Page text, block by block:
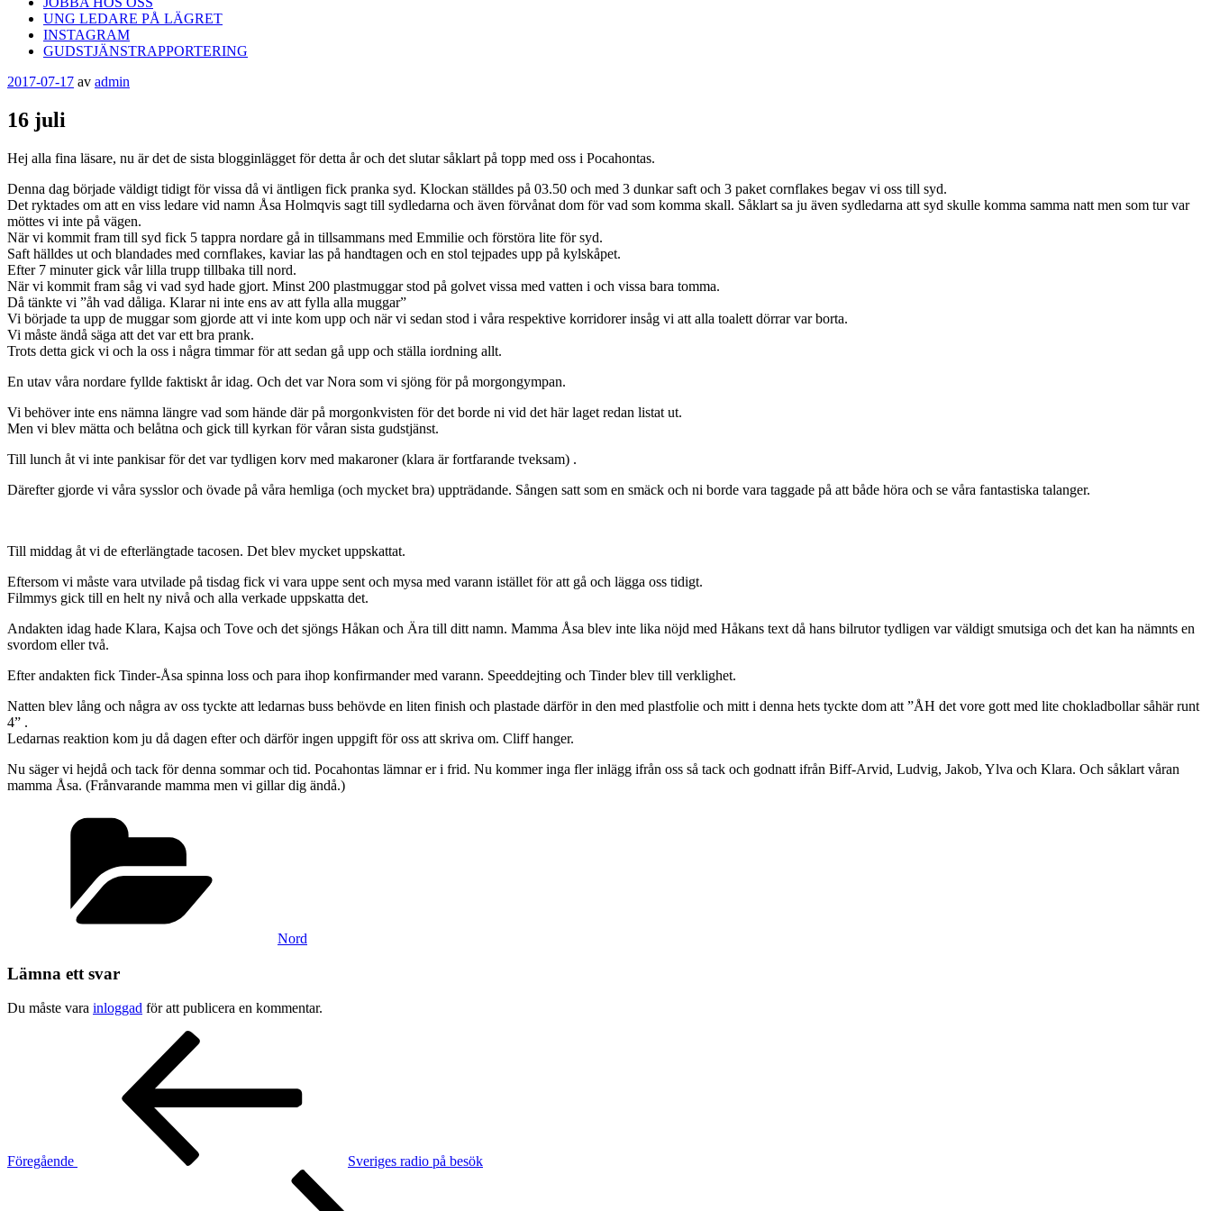
UNG LEDARE PÅ LÄGRET
INSTAGRAM
GUDSTJÄNSTRAPPORTERING
Publicerat
2017-07-17 av admin
16 juli
Hej alla fina läsare, nu är det de sista blogginlägget för detta år och det slutar såklart på topp med oss i Pocahontas.
Denna dag började väldigt tidigt för vissa då vi äntligen fick pranka syd. Klockan ställdes på 03.50 och med 3 dunkar saft och 3 paket cornflakes begav vi oss till syd.
Det ryktades om att en viss ledare vid namn Åsa Holmqvis sagt till sydledarna och även förvånat dom för vad som komma skall. Såklart sa ju även sydledarna att syd skulle komma samma natt men som tur var
möttes vi inte på vägen.
När vi kommit fram till syd fick 5 tappra nordare gå in tillsammans med Emmilie och förstöra lite för syd.
Saft hälldes ut och blandades med cornflakes, kaviar las på handtagen och en stol tejpades upp på kylskåpet.
Efter 7 minuter gick vår lilla trupp tillbaka till nord.
När vi kommit fram såg vi vad syd hade gjort. Minst 200 plastmuggar stod på golvet vissa med vatten i och vissa bara tomma.
Då tänkte vi ”åh vad dåliga. Klarar ni inte ens av att fylla alla muggar”
Vi började ta upp de muggar som gjorde att vi inte kom upp och när vi sedan stod i våra respektive korridorer insåg vi att alla toalett dörrar var borta.
Vi måste ändå säga att det var ett bra prank.
Trots detta gick vi och la oss i några timmar för att sedan gå upp och ställa iordning allt.
En utav våra nordare fyllde faktiskt år idag. Och det var Nora som vi sjöng för på morgongympan.
Vi behöver inte ens nämna längre vad som hände där på morgonkvisten för det borde ni vid det här laget redan listat ut.
Men vi blev mätta och belåtna och gick till kyrkan för våran sista gudstjänst.
Till lunch åt vi inte pankisar för det var tydligen korv med makaroner (klara är fortfarande tveksam) .
Därefter gjorde vi våra sysslor och övade på våra hemliga (och mycket bra) uppträdande. Sången satt som en smäck och ni borde vara taggade på att både höra och se våra fantastiska talanger.
Till middag åt vi de efterlängtade tacosen. Det blev mycket uppskattat.
Eftersom vi måste vara utvilade på tisdag fick vi vara uppe sent och mysa med varann istället för att gå och lägga oss tidigt.
Filmmys gick till en helt ny nivå och alla verkade uppskatta det.
Andakten idag hade Klara, Kajsa och Tove och det sjöngs Håkan och Ära till ditt namn. Mamma Åsa blev inte lika nöjd med Håkans text då hans bilrutor tydligen var väldigt smutsiga och det kan ha nämnts en
svordom eller två.
Efter andakten fick Tinder-Åsa spinna loss och para ihop konfirmander med varann. Speeddejting och Tinder blev till verklighet.
Natten blev lång och några av oss tyckte att ledarnas buss behövde en liten finish och plastade därför in den med plastfolie och mitt i denna hets tyckte dom att ”ÅH det vore gott med lite chokladbollar såhär runt
4” .
Ledarnas reaktion kom ju då dagen efter och därför ingen uppgift för oss att skriva om. Cliff hanger.
Nu säger vi hejdå och tack för denna sommar och tid. Pocahontas lämnar er i frid. Nu kommer inga fler inlägg ifrån oss så tack och godnatt ifrån Biff-Arvid, Ludvig, Jakob, Ylva och Klara. Och såklart våran
mamma Åsa. (Frånvarande mamma men vi gillar dig ändå.)
Nord
Lämna ett svar
Du måste vara inloggad för att publicera en kommentar.
Inläggsnavigering
Föregående
Sveriges radio på besök